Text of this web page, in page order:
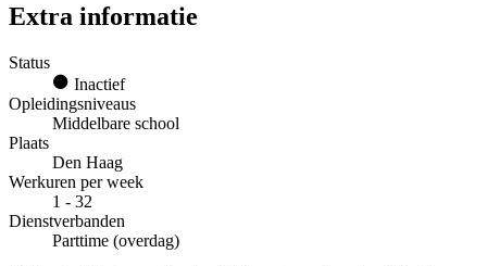
Extra informatie
Status
Inactief
Opleidingsniveaus
Middelbare school
Plaats
Den Haag
Werkuren per week
1 - 32
Dienstverbanden
Parttime (overdag)